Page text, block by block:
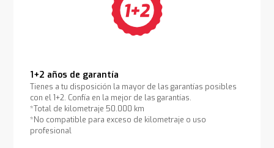
1+2 años de garantía
Tienes a tu disposición la mayor de las garantías posibles
con el 1+2. Confía en la mejor de las garantías.
*Total de kilometraje 50.000 km
*No compatible para exceso de kilometraje o uso
profesional